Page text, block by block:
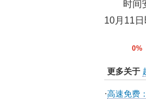
时间
10月11日
0%
更多关于
·高速免费